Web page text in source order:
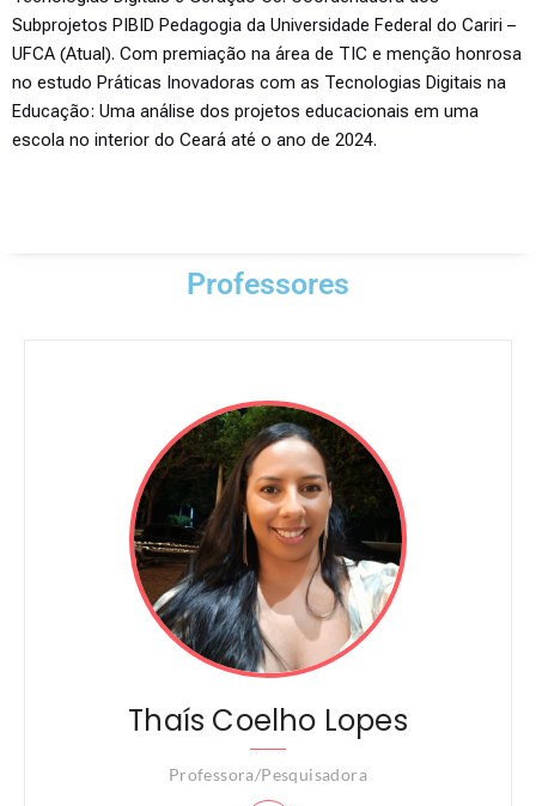
Subprojetos PIBID Pedagogia da Universidade Federal do Cariri –
UFCA (Atual). Com premiação na área de TIC e menção honrosa
no estudo Práticas Inovadoras com as Tecnologias Digitais na
Educação: Uma análise dos projetos educacionais em uma
escola no interior do Ceará até o ano de 2024.
Professores
Thaís Coelho Lopes
Professora/Pesquisadora